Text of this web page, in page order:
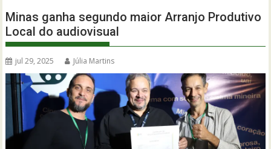
Minas ganha segundo maior Arranjo Produtivo
Local do audiovisual
jul 29, 2025 Júlia Martins